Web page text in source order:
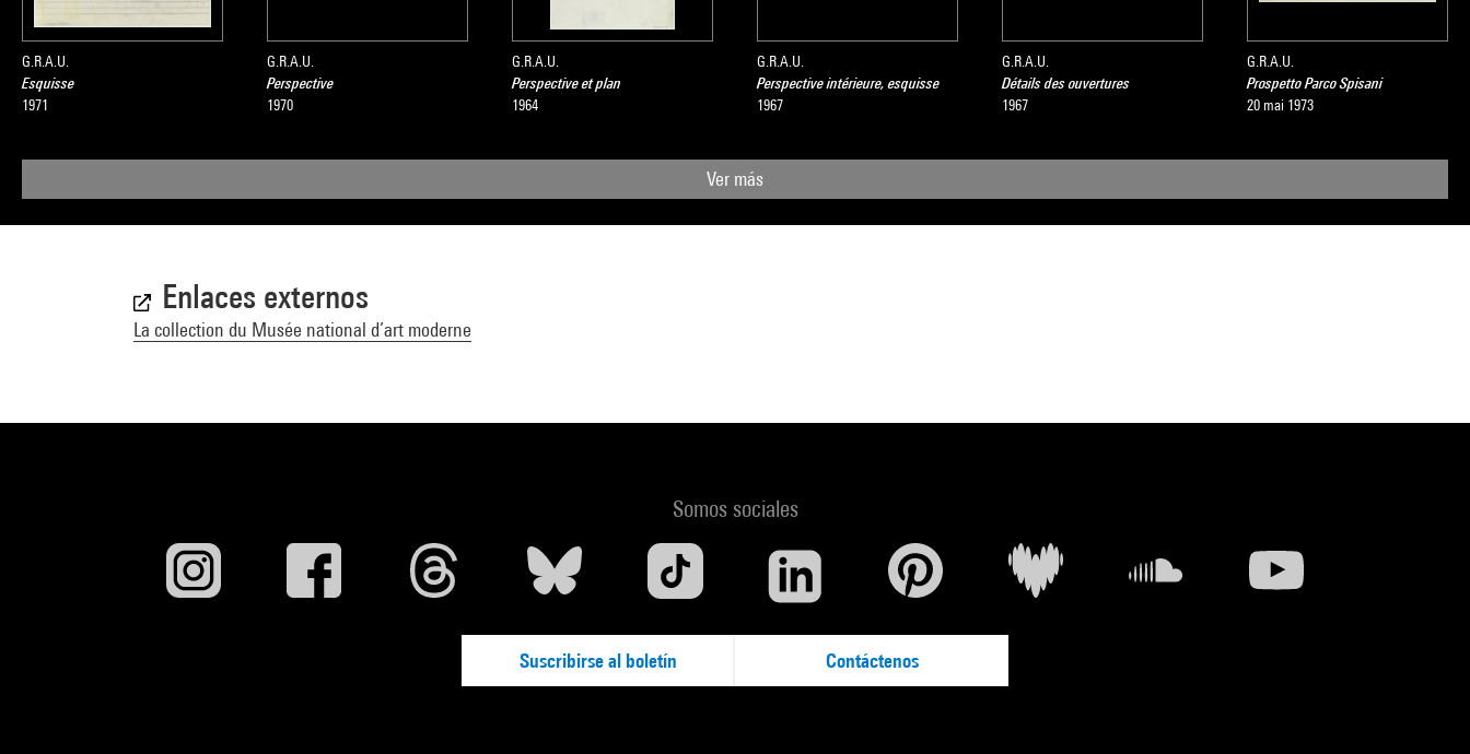
G.R.A.U.
Esquisse
1971
G.R.A.U.
Perspective
1970
G.R.A.U.
Perspective et plan
1964
G.R.A.U.
Perspective intérieure, esquisse
1967
G.R.A.U.
Détails des ouvertures
1967
G.R.A.U.
Prospetto Parco Spisani
20 mai 1973
Ver más
Enlaces externos
La collection du Musée national d’art moderne
Somos sociales
Suscribirse al boletín Contáctenos